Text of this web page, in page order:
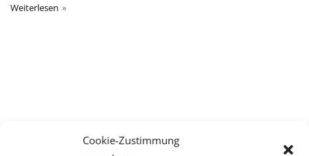
Cookie-Zustimmung
Weiterlesen